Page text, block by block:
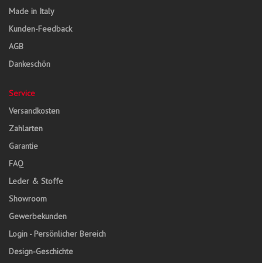
Made in Italy
Kunden-Feedback
AGB
Dankeschön
Service
Versandkosten
Zahlarten
Garantie
FAQ
Leder & Stoffe
Showroom
Gewerbekunden
Login - Persönlicher Bereich
Design-Geschichte